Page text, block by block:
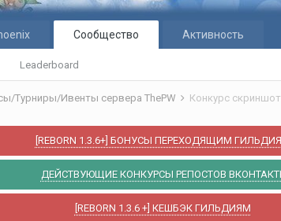
Сообщество
Leaderboard
Активность
Турниры/Ивенты сервера ThePW Конкурс
[REBORN 1.3.6+] БОНУСЫ ПЕРЕХОДЯЩИМ
ДЕЙСТВУЮЩИЕ КОНКУРСЫ РЕПОСТОВ
[REBORN 1.3.6 +] КЕШБЭК ГИЛЬДИЯМ